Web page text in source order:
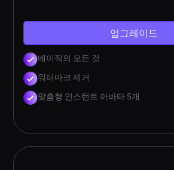
업그레이드
베이직의 모든 것
워터마크 제거
맞춤형 인스턴트 아바타 5개